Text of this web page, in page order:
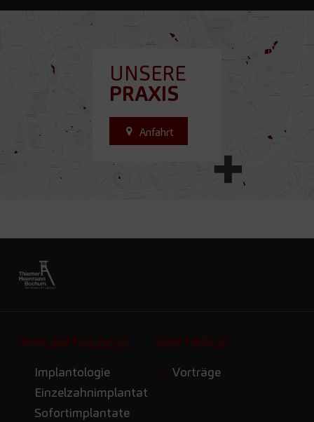
UNSERE
PRAXIS
Anfahrt
IMPLANTOLOGIE
Implantologie
Einzelzahnimplantat
Sofortimplantate
VORTRÄGE
Vorträge